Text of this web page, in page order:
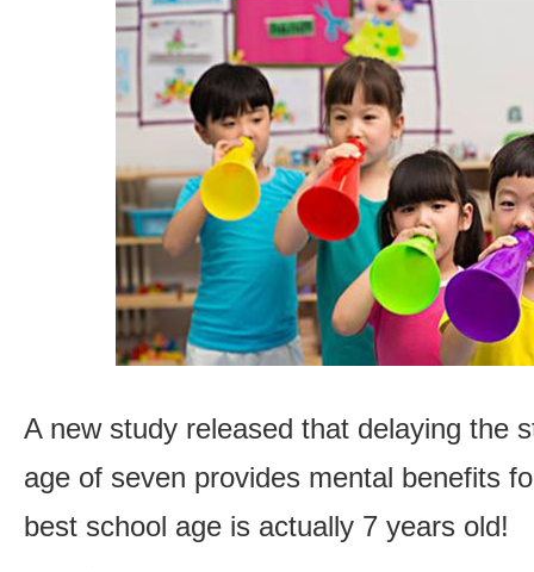
A new study released that delaying the
age of seven provides mental benefits
best school age is actually 7 years old!